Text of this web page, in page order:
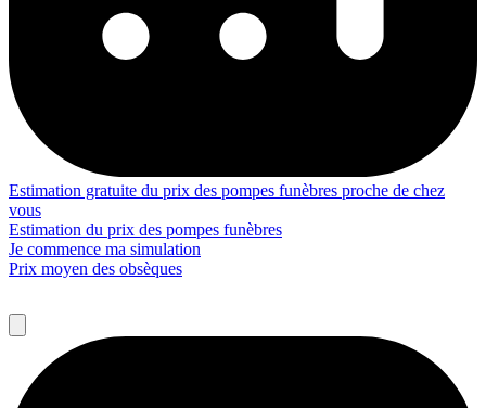
Estimation gratuite du prix des pompes funèbres proche de chez
vous
Estimation du prix des pompes funèbres
Je commence ma simulation
Prix moyen des obsèques